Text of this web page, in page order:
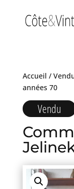
Accueil /
années 70
Vendu